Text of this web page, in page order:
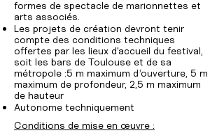
formes de spectacle de marionnettes et
arts associés.
Les projets de création devront tenir
compte des conditions techniques
offertes par les lieux d'accueil du festival,
soit les bars de Toulouse et de sa
métropole :5 m maximum d’ouverture, 5 m
maximum de profondeur, 2,5 m maximum
de hauteur
Autonome techniquement
Conditions de mise en œuvre :